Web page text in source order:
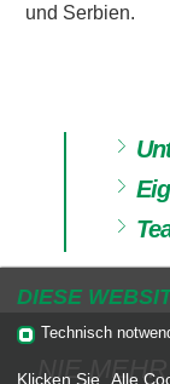
und Serbien.
DIESE
Technisch
Klicken Sie „Alle
NIE MEHR